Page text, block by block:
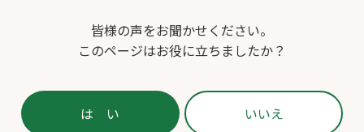
皆様の声をお聞かせください。
このページはお役に立ちましたか？